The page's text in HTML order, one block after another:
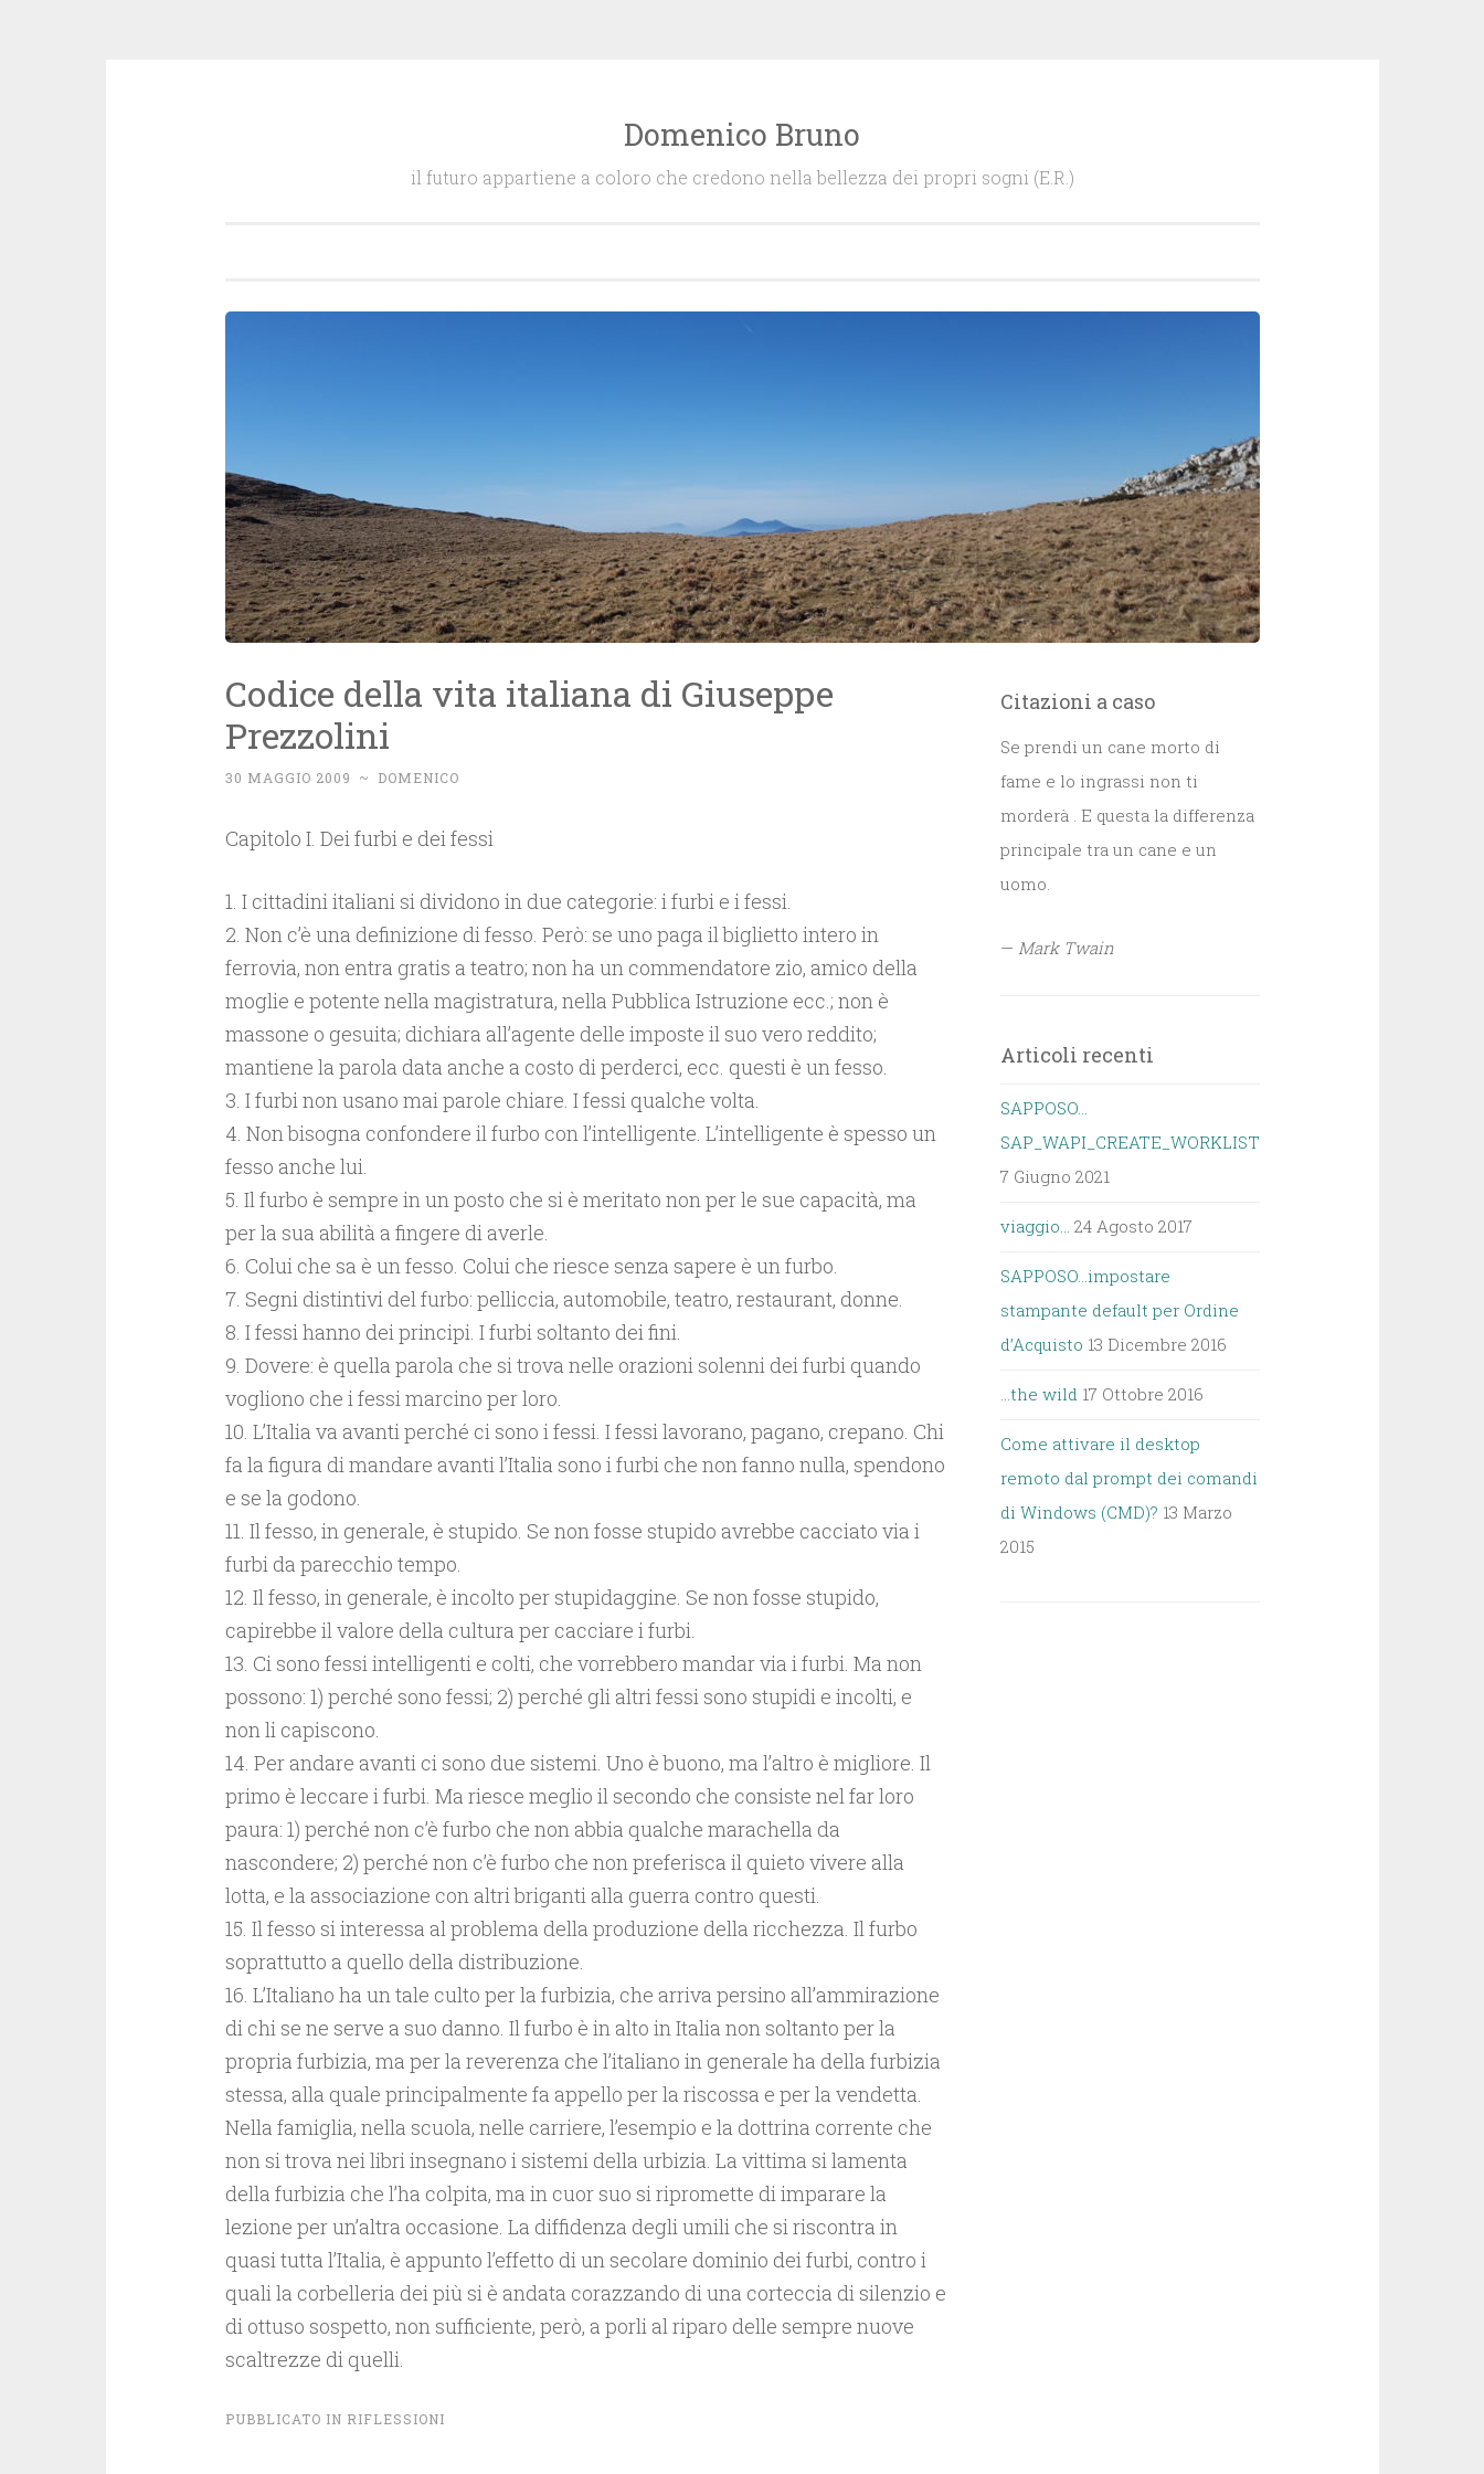
Domenico Bruno
il futuro appartiene a coloro che credono nella bellezza dei propri sogni (E.R.)
Codice della vita italiana di Giuseppe
Prezzolini
30 MAGGIO 2009 ~ DOMENICO
Capitolo I. Dei furbi e dei fessi
1. I cittadini italiani si dividono in due categorie: i furbi e i fessi.
2. Non c’è una definizione di fesso. Però: se uno paga il biglietto intero in
ferrovia, non entra gratis a teatro; non ha un commendatore zio, amico della
moglie e potente nella magistratura, nella Pubblica Istruzione ecc.; non è
massone o gesuita; dichiara all’agente delle imposte il suo vero reddito;
mantiene la parola data anche a costo di perderci, ecc. questi è un fesso.
3. I furbi non usano mai parole chiare. I fessi qualche volta.
4. Non bisogna confondere il furbo con l’intelligente. L’intelligente è spesso un
fesso anche lui.
5. Il furbo è sempre in un posto che si è meritato non per le sue capacità, ma
per la sua abilità a fingere di averle.
6. Colui che sa è un fesso. Colui che riesce senza sapere è un furbo.
7. Segni distintivi del furbo: pelliccia, automobile, teatro, restaurant, donne.
8. I fessi hanno dei principi. I furbi soltanto dei fini.
9. Dovere: è quella parola che si trova nelle orazioni solenni dei furbi quando
vogliono che i fessi marcino per loro.
10. L’Italia va avanti perché ci sono i fessi. I fessi lavorano, pagano, crepano. Chi
fa la figura di mandare avanti l’Italia sono i furbi che non fanno nulla, spendono
e se la godono.
11. Il fesso, in generale, è stupido. Se non fosse stupido avrebbe cacciato via i
furbi da parecchio tempo.
12. Il fesso, in generale, è incolto per stupidaggine. Se non fosse stupido,
capirebbe il valore della cultura per cacciare i furbi.
13. Ci sono fessi intelligenti e colti, che vorrebbero mandar via i furbi. Ma non
possono: 1) perché sono fessi; 2) perché gli altri fessi sono stupidi e incolti, e
non li capiscono.
14. Per andare avanti ci sono due sistemi. Uno è buono, ma l’altro è migliore. Il
primo è leccare i furbi. Ma riesce meglio il secondo che consiste nel far loro
paura: 1) perché non c’è furbo che non abbia qualche marachella da
nascondere; 2) perché non c’è furbo che non preferisca il quieto vivere alla
lotta, e la associazione con altri briganti alla guerra contro questi.
15. Il fesso si interessa al problema della produzione della ricchezza. Il furbo
soprattutto a quello della distribuzione.
16. L’Italiano ha un tale culto per la furbizia, che arriva persino all’ammirazione
di chi se ne serve a suo danno. Il furbo è in alto in Italia non soltanto per la
propria furbizia, ma per la reverenza che l’italiano in generale ha della furbizia
stessa, alla quale principalmente fa appello per la riscossa e per la vendetta.
Nella famiglia, nella scuola, nelle carriere, l’esempio e la dottrina corrente che
non si trova nei libri insegnano i sistemi della urbizia. La vittima si lamenta
della furbizia che l’ha colpita, ma in cuor suo si ripromette di imparare la
lezione per un’altra occasione. La diffidenza degli umili che si riscontra in
quasi tutta l’Italia, è appunto l’effetto di un secolare dominio dei furbi, contro i
quali la corbelleria dei più si è andata corazzando di una corteccia di silenzio e
di ottuso sospetto, non sufficiente, però, a porli al riparo delle sempre nuove
scaltrezze di quelli.
PUBBLICATO IN RIFLESSIONI
Citazioni a caso
Se prendi un cane morto di
fame e lo ingrassi non ti
morderà . E questa la differenza
principale tra un cane e un
uomo.
—Mark Twain
Articoli recenti
SAPPOSO…
SAP_WAPI_CREATE_WORKLIST
7 Giugno 2021
viaggio… 24 Agosto 2017
SAPPOSO…impostare
stampante default per Ordine
d’Acquisto 13 Dicembre 2016
…the wild 17 Ottobre 2016
Come attivare il desktop
remoto dal prompt dei comandi
di Windows (CMD)? 13 Marzo
2015